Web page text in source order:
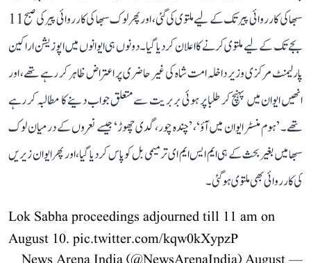
سبھا کی کارروائی پیر تک کے لیے ملتوی کی گئی، اور پھر لوک سبھا کی کارروائی پیر کی صبح 11
بجے تک کے لیے ملتوی کرنے کا اعلان کر دیا گیا۔ دونوں ہی ایوانوں میں اپوزیشن اراکین
پارلیمنٹ مرکزی وزیر داخلہ امت شاہ کی غیر حاضری پر اعتراض ظاہر کر رہے تھے، اور
انھیں ایوان میں پہنچ کر طلبا پر ہوئی بربریت سے متعلق جواب دینے کا مطالبہ کر رہے
تھے۔ ’ہوم منسٹر ایوان میں آؤ‘، ’چندہ چور، گدی چھوڑ‘ جیسے نعروں کے درمیان لوک
سبھا میں بغیر بحث کے ہی ایم ایس ایم ای ترمیمی بل کو پاس کر دیا گیا، اور پھر ایوان زیریں
کی کارروائی بھی ملتوی ہو گئی۔
Lok Sabha proceedings adjourned till 11 am on
August 10. pic.twitter.com/kqw0kXypzP